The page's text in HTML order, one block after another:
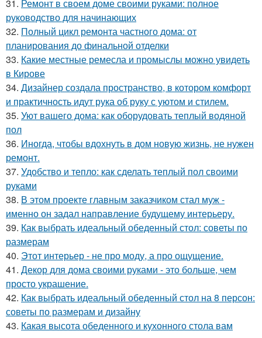
31. Ремонт в своем доме своими руками: полное
руководство для начинающих
32. Полный цикл ремонта частного дома: от
планирования до финальной отделки
33. Какие местные ремесла и промыслы можно увидеть
в Кирове
34. Дизайнер создала пространство, в котором комфорт
и практичность идут рука об руку с уютом и стилем.
35. Уют вашего дома: как оборудовать теплый водяной
пол
36. Иногда, чтобы вдохнуть в дом новую жизнь, не нужен
ремонт.
37. Удобство и тепло: как сделать теплый пол своими
руками
38. В этом проекте главным заказчиком стал муж -
именно он задал направление будущему интерьеру.
39. Как выбрать идеальный обеденный стол: советы по
размерам
40. Этот интерьер - не про моду, а про ощущение.
41. Декор для дома своими руками - это больше, чем
просто украшение.
42. Как выбрать идеальный обеденный стол на 8 персон:
советы по размерам и дизайну
43. Какая высота обеденного и кухонного стола вам